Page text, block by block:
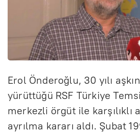
Erol Önderoğlu, 30 yılı
yürüttüğü RSF Türkiye
merkezli örgüt ile karşılıklı
ayrılma kararı aldı. Şubat